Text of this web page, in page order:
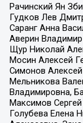
Рачинский Ян
Гудков Лев
Саранг Анна
Аверин
Щур Николай
Мосин Алексей
Симонов
Мельникова
Владимировна,
Максимов
Голубева Елена